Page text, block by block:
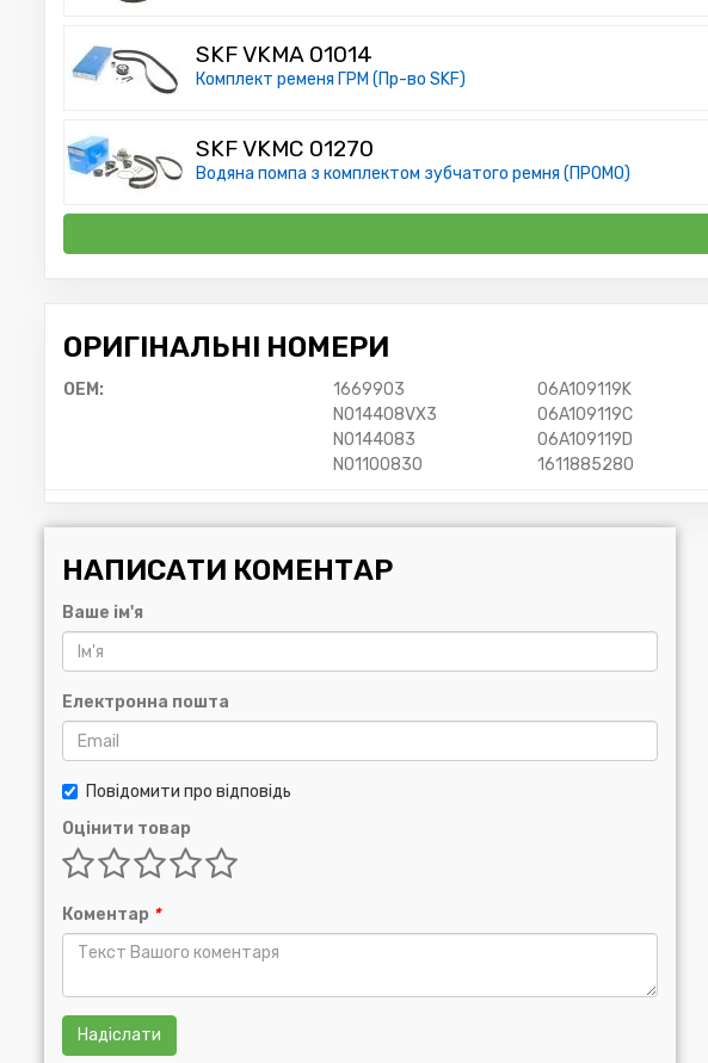
SKF VKMA 01014
Комплект ременя ГРМ (Пр-во SKF)
SKF VKMC 01270
Водяна помпа з комплектом зубчатого ремня (ПРОМО)
ОРИГІНАЛЬНІ НОМЕРИ
OEM: 1669903 06A109119K
N014408VX3
06A109119C
N0144083
06A109119D
N01100830
1611885280
НАПИСАТИ КОМЕНТАР
Ваше ім'я
Електронна пошта
Повідомити про відповідь
Оцінити товар
Коментар *
Надіслати